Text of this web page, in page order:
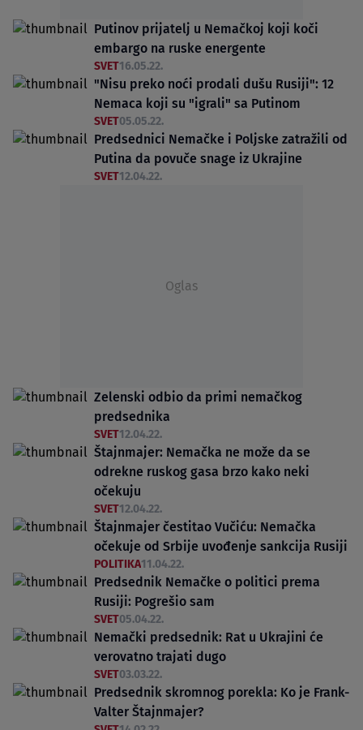
Putinov prijatelj u Nemačkoj koji koči
embargo na ruske energente
SVET16.05.22.
"Nisu preko noći prodali dušu Rusiji": 12
Nemaca koji su "igrali" sa Putinom
SVET05.05.22.
Predsednici Nemačke i Poljske zatražili od
Putina da povuče snage iz Ukrajine
SVET12.04.22.
Oglas
Zelenski odbio da primi nemačkog
predsednika
SVET12.04.22.
Štajnmajer: Nemačka ne može da se
odrekne ruskog gasa brzo kako neki
očekuju
SVET12.04.22.
Štajnmajer čestitao Vučiću: Nemačka
očekuje od Srbije uvođenje sankcija Rusiji
POLITIKA11.04.22.
Predsednik Nemačke o politici prema
Rusiji: Pogrešio sam
SVET05.04.22.
Nemački predsednik: Rat u Ukrajini će
verovatno trajati dugo
SVET03.03.22.
Predsednik skromnog porekla: Ko je Frank-
Valter Štajnmajer?